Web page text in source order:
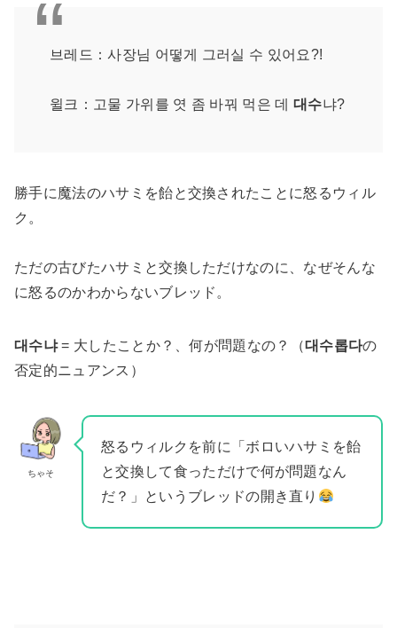
브레드：사장님 어떻게 그러실 수 있어요?!
윌크：고물 가위를 엿 좀 바꿔 먹은 데대수냐?
勝手に魔法のハサミを飴と交換されたことに怒るウィル
ク。
ただの古びたハサミと交換しただけなのに、なぜそんな
に怒るのかわからないブレッド。
대수냐= 大したことか？、何が問題なの？（대수롭다の
否定的ニュアンス）
ちゃそ
怒るウィルクを前に「ボロいハサミを飴
と交換して食っただけで何が問題なん
だ？」というブレッドの開き直り